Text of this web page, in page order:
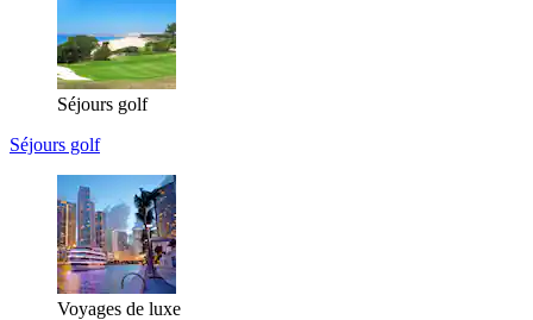
Séjours golf
Séjours golf
Voyages de luxe